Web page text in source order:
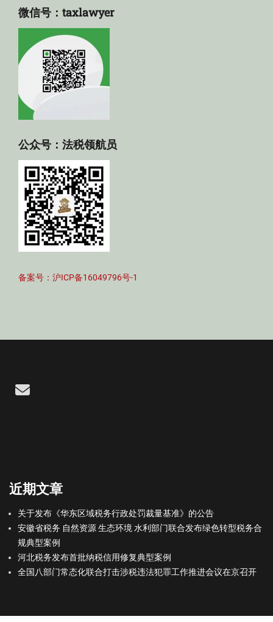
微信号：taxlawyer
公众号：法税领航员
备案号：沪ICP备16049796号-1
Email
近期文章
关于发布《华东区域税务行政处罚裁量基准》的公告
安徽省税务 自然资源 生态环境 水利部门联合发布绿色转型税务合
规典型案例
河北税务发布首批纳税信用修复典型案例
全国八部门常态化联合打击涉税违法犯罪工作推进会议在京召开